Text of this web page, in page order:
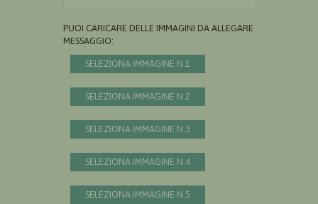
PUOI CARICARE DELLE IMMAGINI DA ALLEGARE AL
MESSAGGIO:
SELEZIONA IMMAGINE N.1
SELEZIONA IMMAGINE N.2
SELEZIONA IMMAGINE N.3
SELEZIONA IMMAGINE N.4
SELEZIONA IMMAGINE N.5